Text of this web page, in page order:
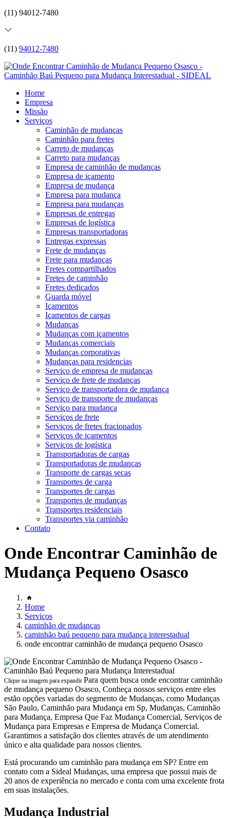
(11) 94012-7480
(11) 94012-7480
Home
Empresa
Missão
Serviços
Caminhão de mudanças
Caminhão para fretes
Carreto de mudanças
Carreto para mudanças
Empresa de caminhão de mudanças
Empresa de içamento
Empresa de mudança
Empresa para mudança
Empresa para mudanças
Empresas de entregas
Empresas de logística
Empresas transportadoras
Entregas expressas
Frete de mudanças
Frete para mudanças
Fretes compartilhados
Fretes de caminhão
Fretes dedicados
Guarda móvel
Içamentos
Içamentos de cargas
Mudanças
Mudanças com içamentos
Mudanças comerciais
Mudanças corporativas
Mudanças para residencias
Serviço de empresa de mudanças
Serviço de frete de mudanças
Serviço de transportadora de mudança
Serviço de transporte de mudanças
Serviço para mudança
Serviços de frete
Serviços de fretes fracionados
Serviços de içamentos
Serviços de logística
Transportadoras de cargas
Transportadoras de mudanças
Transporte de cargas secas
Transportes de carga
Transportes de cargas
Transportes de mudanças
Transportes residenciais
Transportes via caminhão
Contato
Onde Encontrar Caminhão de
Mudança Pequeno Osasco
Home
Serviços
caminhão de mudanças
caminhão baú pequeno para mudança interestadual
onde encontrar caminhão de mudança pequeno Osasco
Clique na imagem para expandir Para quem busca onde encontrar caminhão
de mudança pequeno Osasco, Conheça nossos serviços entre eles
estão opções variadas do segmento de Mudanças, como Mudanças
São Paulo, Caminhão para Mudança em Sp, Mudanças, Caminhão
para Mudança, Empresa Que Faz Mudança Comercial, Serviços de
Mudança para Empresas e Empresa de Mudança Comercial.
Garantimos a satisfação dos clientes através de um atendimento
único e alta qualidade para nossos clientes.
Está procurando um caminhão para mudança em SP? Entre em
contato com a Sideal Mudanças, uma empresa que possui mais de
20 anos de experiência no mercado e conta com uma excelente frota
em suas instalações.
Mudança Industrial